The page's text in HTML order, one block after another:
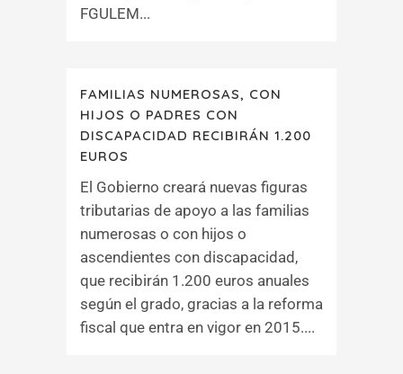
FGULEM...
FAMILIAS NUMEROSAS, CON
HIJOS O PADRES CON
DISCAPACIDAD RECIBIRÁN 1.200
EUROS
El Gobierno creará nuevas figuras
tributarias de apoyo a las familias
numerosas o con hijos o
ascendientes con discapacidad,
que recibirán 1.200 euros anuales
según el grado, gracias a la reforma
fiscal que entra en vigor en 2015....